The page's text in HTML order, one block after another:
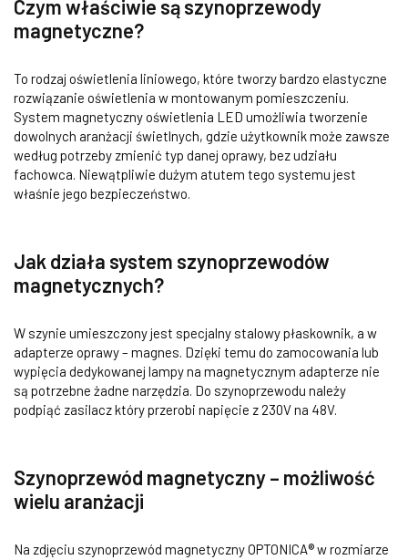
Czym właściwie są szynoprzewody
magnetyczne?
To rodzaj oświetlenia liniowego, które tworzy bardzo elastyczne
rozwiązanie oświetlenia w montowanym pomieszczeniu.
System magnetyczny oświetlenia LED umożliwia tworzenie
dowolnych aranżacji świetlnych, gdzie użytkownik może zawsze
według potrzeby zmienić typ danej oprawy, bez udziału
fachowca. Niewątpliwie dużym atutem tego systemu jest
właśnie jego bezpieczeństwo.
Jak działa system szynoprzewodów
magnetycznych?
W szynie umieszczony jest specjalny stalowy płaskownik, a w
adapterze oprawy – magnes. Dzięki temu do zamocowania lub
wypięcia dedykowanej lampy na magnetycznym adapterze nie
są potrzebne żadne narzędzia. Do szynoprzewodu należy
podpiąć zasilacz który przerobi napięcie z 230V na 48V.
Szynoprzewód magnetyczny – możliwość
wielu aranżacji
Na zdjęciu szynoprzewód magnetyczny OPTONICA® w rozmiarze